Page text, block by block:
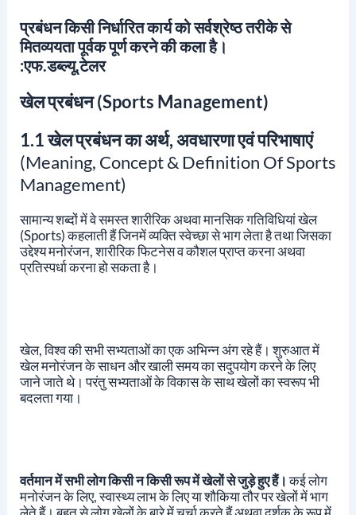
प्रबंधन किसी निर्धारित कार्य को सर्वश्रेष्ठ तरीके से
मितव्ययता पूर्वक पूर्ण करने की कला है।
:एफ.डब्ल्यू.टेलर
खेल प्रबंधन (Sports Management)
1.1 खेल प्रबंधन का अर्थ, अवधारणा एवं परिभाषाएं
(Meaning, Concept & Definition Of Sports
Management)
सामान्य शब्दों में वे समस्त शारीरिक अथवा मानसिक गतिविधियां खेल
(Sports) कहलाती हैं जिनमें व्यक्ति स्वेच्छा से भाग लेता है तथा जिसका
उद्देश्य मनोरंजन, शारीरिक फिटनेस व कौशल प्राप्त करना अथवा
प्रतिस्पर्धा करना हो सकता है।
खेल, विश्व की सभी सभ्यताओं का एक अभिन्न अंग रहे हैं। शुरुआत में
खेल मनोरंजन के साधन और खाली समय का सदुपयोग करने के लिए
जाने जाते थे। परंतु सभ्यताओं के विकास के साथ खेलों का स्वरूप भी
बदलता गया।
वर्तमान में सभी लोग किसी न किसी रूप में खेलों से जुड़े हुए हैं।कई लोग
मनोरंजन के लिए, स्वास्थ्य लाभ के लिए या शौकिया तौर पर खेलों में भाग